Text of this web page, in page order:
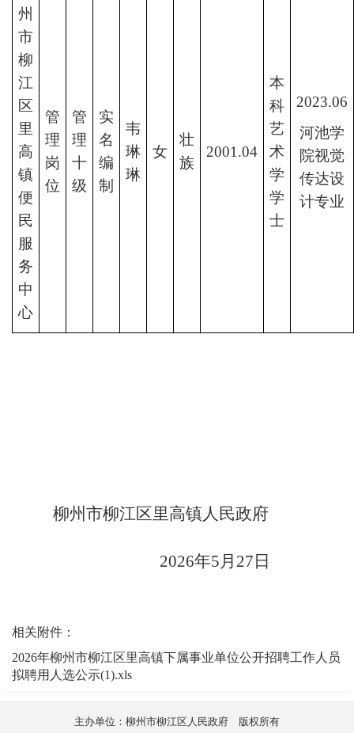
州
市
柳
江
区
里
高
镇
便
民
服
务
中
心
管
理
岗
位
管
理
十
级
实
名
编
制
韦
琳
琳
女
壮
族
2001.04
本
科
艺
术
学
学
士
2023.06
河池学
院视觉
传达设
计专业
柳州市柳江区里高镇人民政府
2026年5月27日
相关附件：
2026年柳州市柳江区里高镇下属事业单位公开招聘工作人员
拟聘用人选公示(1).xls
主办单位：柳州市柳江区人民政府 版权所有